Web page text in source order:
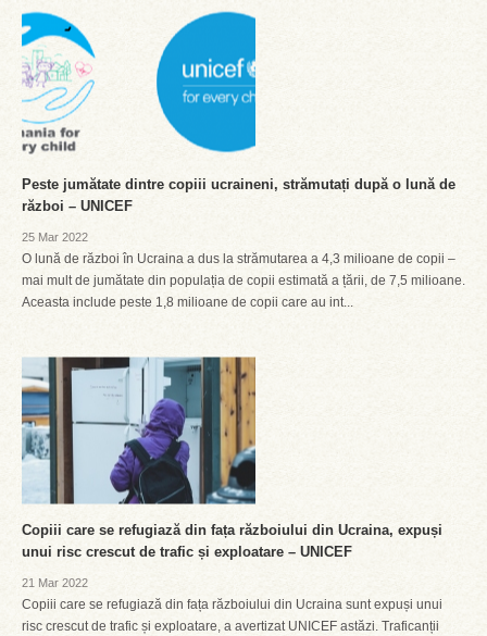
Peste jumătate dintre copiii ucraineni, strămutați după o lună de
război – UNICEF
25 Mar 2022
O lună de război în Ucraina a dus la strămutarea a 4,3 milioane de copii –
mai mult de jumătate din populația de copii estimată a țării, de 7,5 milioane.
Aceasta include peste 1,8 milioane de copii care au int...
Copiii care se refugiază din fața războiului din Ucraina, expuși
unui risc crescut de trafic și exploatare – UNICEF
21 Mar 2022
Copiii care se refugiază din fața războiului din Ucraina sunt expuși unui
risc crescut de trafic și exploatare, a avertizat UNICEF astăzi. Traficanții